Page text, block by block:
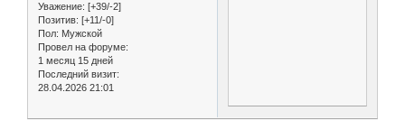
Уважение: [+39/-2]
Позитив: [+11/-0]
Пол: Мужской
Провел на форуме:
1 месяц 15 дней
Последний визит:
28.04.2026 21:01